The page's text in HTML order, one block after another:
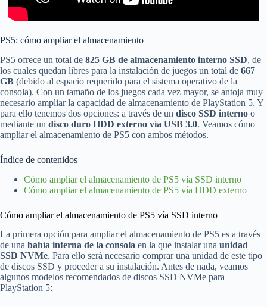
PS5: cómo ampliar el almacenamiento
PS5 ofrece un total de 825 GB de almacenamiento interno SSD, de
los cuales quedan libres para la instalación de juegos un total de 667
GB (debido al espacio requerido para el sistema operativo de la
consola). Con un tamaño de los juegos cada vez mayor, se antoja muy
necesario ampliar la capacidad de almacenamiento de PlayStation 5. Y
para ello tenemos dos opciones: a través de un disco SSD interno o
mediante un disco duro HDD externo vía USB 3.0. Veamos cómo
ampliar el almacenamiento de PS5 con ambos métodos.
Índice de contenidos
Cómo ampliar el almacenamiento de PS5 vía SSD interno
Cómo ampliar el almacenamiento de PS5 vía HDD externo
Cómo ampliar el almacenamiento de PS5 vía SSD interno
La primera opción para ampliar el almacenamiento de PS5 es a través
de una bahía interna de la consola en la que instalar una unidad
SSD NVMe. Para ello será necesario comprar una unidad de este tipo
de discos SSD y proceder a su instalación. Antes de nada, veamos
algunos modelos recomendados de discos SSD NVMe para
PlayStation 5: